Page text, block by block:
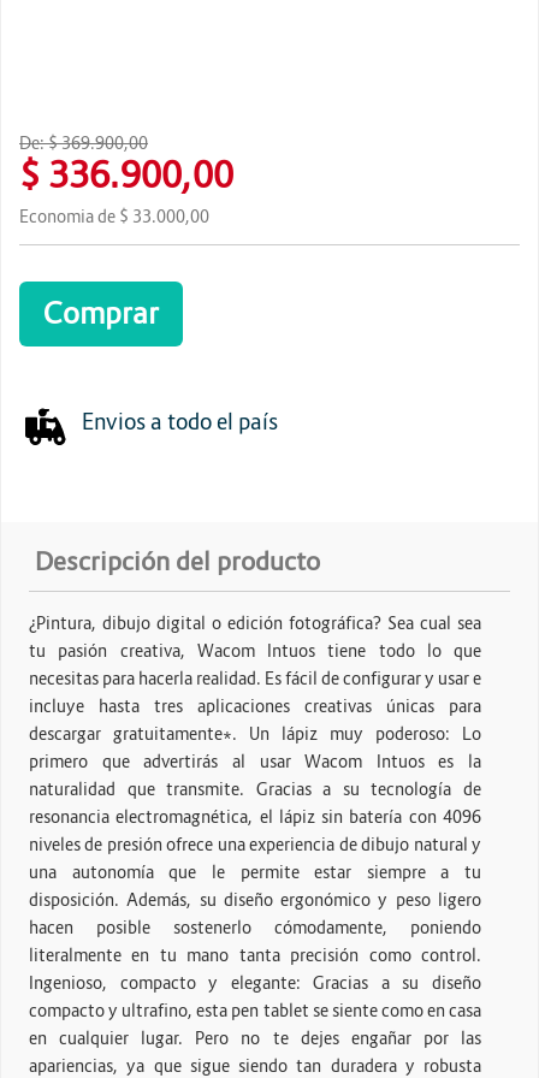
De:$ 369.900,00
$ 336.900,00
Economia de $ 33.000,00
Comprar
Envios a todo el país
Descripción del producto
¿Pintura, dibujo digital o edición fotográfica? Sea cual sea
tu pasión creativa, Wacom Intuos tiene todo lo que
necesitas para hacerla realidad. Es fácil de configurar y usar e
incluye hasta tres aplicaciones creativas únicas para
descargar gratuitamente*. Un lápiz muy poderoso: Lo
primero que advertirás al usar Wacom Intuos es la
naturalidad que transmite. Gracias a su tecnología de
resonancia electromagnética, el lápiz sin batería con 4096
niveles de presión ofrece una experiencia de dibujo natural y
una autonomía que le permite estar siempre a tu
disposición. Además, su diseño ergonómico y peso ligero
hacen posible sostenerlo cómodamente, poniendo
literalmente en tu mano tanta precisión como control.
Ingenioso, compacto y elegante: Gracias a su diseño
compacto y ultrafino, esta pen tablet se siente como en casa
en cualquier lugar. Pero no te dejes engañar por las
apariencias, ya que sigue siendo tan duradera y robusta